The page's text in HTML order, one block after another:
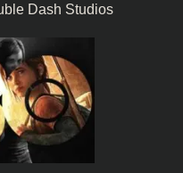
Dash Studios